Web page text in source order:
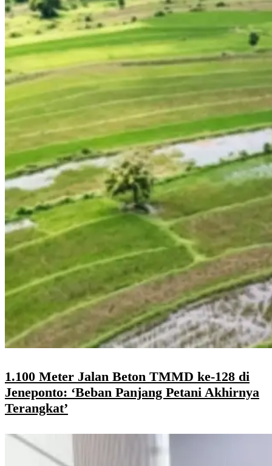
1.100 Meter Jalan Beton TMMD ke-128 di
Jeneponto: ‘Beban Panjang Petani Akhirnya
Terangkat’